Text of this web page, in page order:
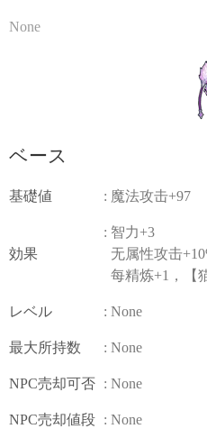
None
ベース
基礎値 : 魔法攻击+97
効果
: 智力+3
无属性攻击
每精炼+1，【
レベル : None
最大所持数 : None
NPC売却可否 : None
NPC売却値段 : None